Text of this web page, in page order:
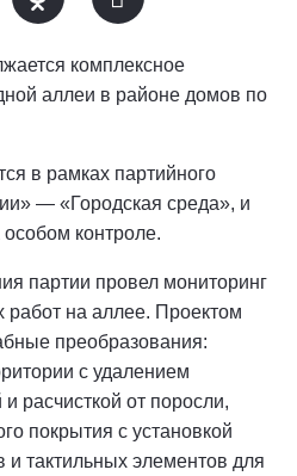
комплексное
аллеи в районе домов по
в рамках партийного
— «Городская среда», и
контроле.
партии провел мониторинг
на аллее. Проектом
преобразования:
с удалением
расчисткой от поросли,
покрытия с установкой
тактильных элементов для